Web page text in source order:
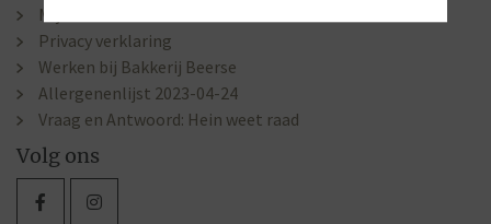
Mijn account
Privacy verklaring
Werken bij Bakkerij Beerse
Allergenenlijst 2023-04-24
Vraag en Antwoord: Hein weet raad
Volg ons